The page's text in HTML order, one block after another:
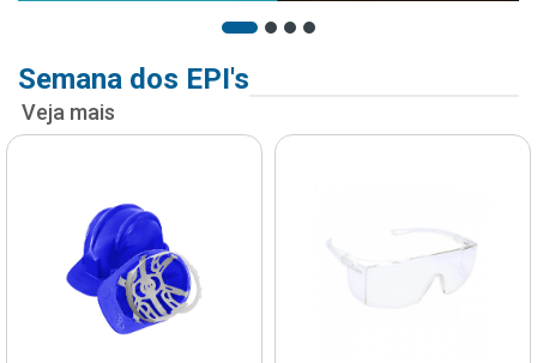
Semana dos EPI's
Veja mais